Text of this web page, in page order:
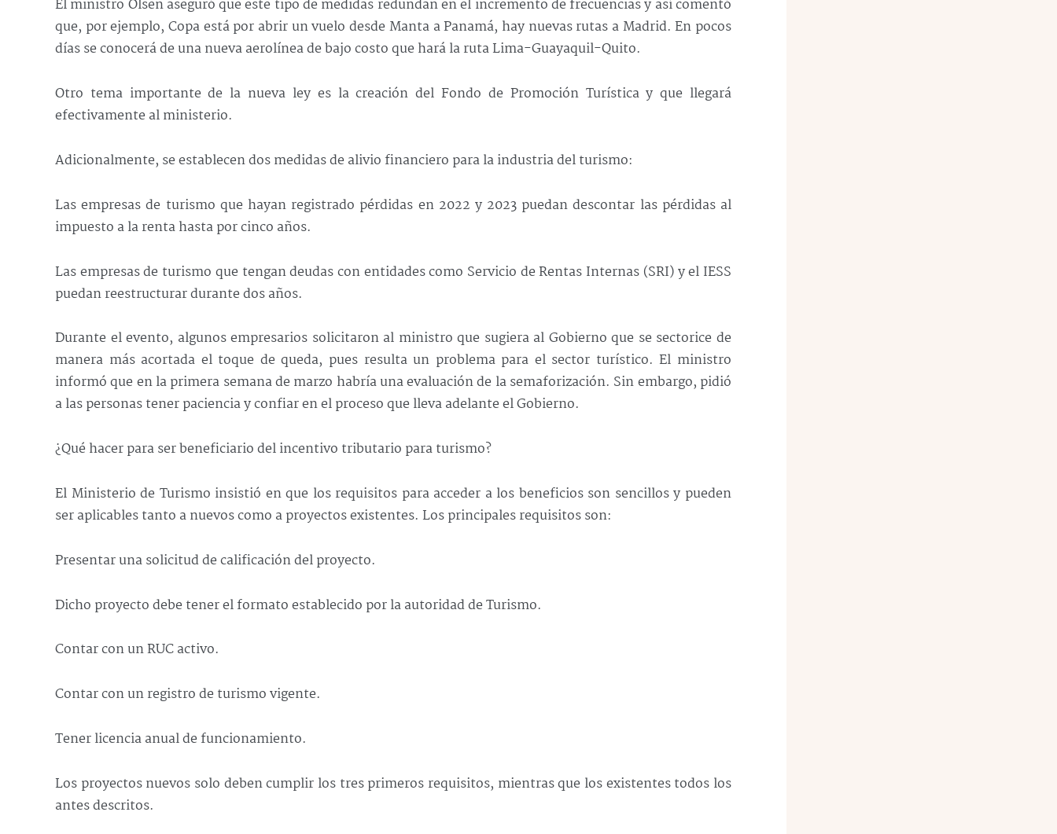
El ministro Olsen aseguró que este tipo de medidas redundan en el incremento de frecuencias y así comentó
que, por ejemplo, Copa está por abrir un vuelo desde Manta a Panamá, hay nuevas rutas a Madrid. En pocos
días se conocerá de una nueva aerolínea de bajo costo que hará la ruta Lima-Guayaquil-Quito.
Otro tema importante de la nueva ley es la creación del Fondo de Promoción Turística y que llegará
efectivamente al ministerio.
Adicionalmente, se establecen dos medidas de alivio financiero para la industria del turismo:
Las empresas de turismo que hayan registrado pérdidas en 2022 y 2023 puedan descontar las pérdidas al
impuesto a la renta hasta por cinco años.
Las empresas de turismo que tengan deudas con entidades como Servicio de Rentas Internas (SRI) y el IESS
puedan reestructurar durante dos años.
Durante el evento, algunos empresarios solicitaron al ministro que sugiera al Gobierno que se sectorice de
manera más acortada el toque de queda, pues resulta un problema para el sector turístico. El ministro
informó que en la primera semana de marzo habría una evaluación de la semaforización. Sin embargo, pidió
a las personas tener paciencia y confiar en el proceso que lleva adelante el Gobierno.
¿Qué hacer para ser beneficiario del incentivo tributario para turismo?
El Ministerio de Turismo insistió en que los requisitos para acceder a los beneficios son sencillos y pueden
ser aplicables tanto a nuevos como a proyectos existentes. Los principales requisitos son:
Presentar una solicitud de calificación del proyecto.
Dicho proyecto debe tener el formato establecido por la autoridad de Turismo.
Contar con un RUC activo.
Contar con un registro de turismo vigente.
Tener licencia anual de funcionamiento.
Los proyectos nuevos solo deben cumplir los tres primeros requisitos, mientras que los existentes todos los
antes descritos.